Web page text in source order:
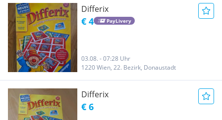
Differix
€ 4 PayLivery
03.08. - 07:28 Uhr
1220 Wien, 22. Bezirk, Donaustadt
Differix
€ 6